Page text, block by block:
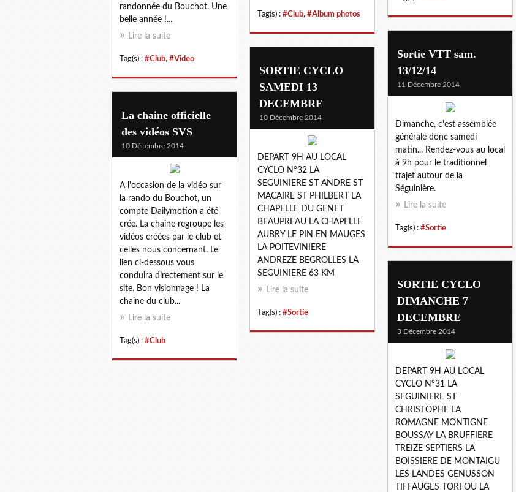
randonnée du Bouchot. Une
belle année !...
Lire la suite
Tag(s) : #Club, #Video
Tag(s) : #Club, #Album photos
Sortie VTT sam.
13/12/14
11 Décembre 2014
Dimanche, c'est assemblée
générale donc samedi
matin... Rendez-vous au local
à 9h pour le traditionnel
trajet autour de la
Séguinière.
Lire la suite
Tag(s) : #Sortie
SORTIE CYCLO
SAMEDI 13
DECEMBRE
10 Décembre 2014
DEPART 9H AU LOCAL
CYCLO N°32 LA
SEGUINIERE ST ANDRE ST
MACAIRE ST PHILBERT LA
CHAPELLE DU GENET
BEAUPREAU LA CHAPELLE
AUBRY LE PIN EN MAUGES
LA POITEVINIERE
ANDREZE BEGROLLES LA
SEGUINIERE 63 KM
Lire la suite
Tag(s) : #Sortie
La chaine officielle
des vidéos SVS
10 Décembre 2014
A l'occasion de la vidéo sur
la rando du Bouchot, un
compte Dailymotion a été
crée. La chaine regroupe les
vidéos créées par le club et
celles nous concernant. Le
lien ci-dessous vous
conduira directement sur le
site. Bon visionnage ! La
chaine du club...
Lire la suite
Tag(s) : #Club
SORTIE CYCLO
DIMANCHE 7
DECEMBRE
3 Décembre 2014
DEPART 9H AU LOCAL
CYCLO N°31 LA
SEGUINIERE ST
CHRISTOPHE LA
ROMAGNE MONTIGNE
BOUSSAY LA BRUFFIERE
TREIZE SEPTIERS LA
BOISSIERE DE MONTAIGU
LES LANDES GENUSSON
TIFFAUGES TORFOU LA